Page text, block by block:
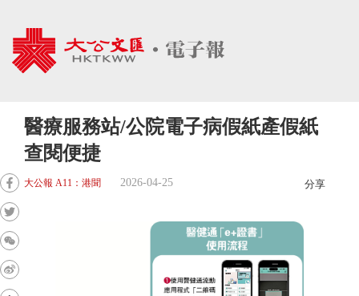
醫療服務站/公院電子病假紙產假紙
查閱便捷
大公報 A11：港聞 2026-04-25 分享